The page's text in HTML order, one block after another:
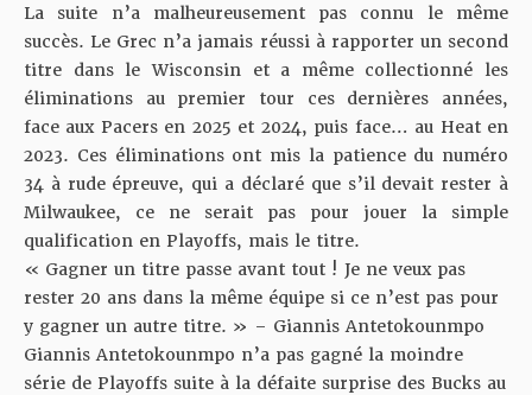
La suite n’a malheureusement pas connu le même
succès. Le Grec n’a jamais réussi à rapporter un second
titre dans le Wisconsin et a même collectionné les
éliminations au premier tour ces dernières années,
face aux Pacers en 2025 et 2024, puis face… au Heat en
2023. Ces éliminations ont mis la patience du numéro
34 à rude épreuve, qui a déclaré que s’il devait rester à
Milwaukee, ce ne serait pas pour jouer la simple
qualification en Playoffs, mais le titre.
« Gagner un titre passe avant tout ! Je ne veux pas
rester 20 ans dans la même équipe si ce n’est pas pour
y gagner un autre titre. » – Giannis Antetokounmpo
Giannis Antetokounmpo n’a pas gagné la moindre
série de Playoffs suite à la défaite surprise des Bucks au